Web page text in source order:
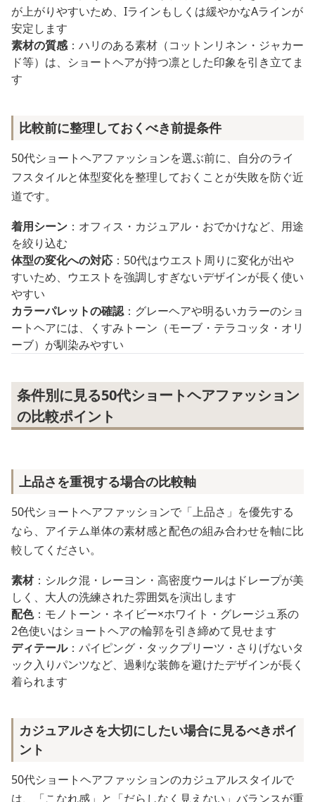
が上がりやすいため、Iラインもしくは緩やかなAラインが
安定します
素材の質感：ハリのある素材（コットンリネン・ジャカー
ド等）は、ショートヘアが持つ凛とした印象を引き立てま
す
比較前に整理しておくべき前提条件
50代ショートヘアファッションを選ぶ前に、自分のライ
フスタイルと体型変化を整理しておくことが失敗を防ぐ近
道です。
着用シーン ：オフィス・カジュアル・おでかけなど、用途
を絞り込む
体型の変化への対応 ：50代はウエスト周りに変化が出や
すいため、ウエストを強調しすぎないデザインが長く使い
やすい
カラーパレットの確認：グレーヘアや明るいカラーのショ
ートヘアには、くすみトーン（モーブ・テラコッタ・オリ
ーブ）が馴染みやすい
条件別に見る50代ショートヘアファッション
の比較ポイント
上品さを重視する場合の比較軸
50代ショートヘアファッションで「上品さ」を優先する
なら、アイテム単体の素材感と配色の組み合わせを軸に比
較してください。
素材：シルク混・レーヨン・高密度ウールはドレープが美
しく、大人の洗練された雰囲気を演出します
配色：モノトーン・ネイビー×ホワイト・グレージュ系の
2色使いはショートヘアの輪郭を引き締めて見せます
ディテール：パイピング・タックプリーツ・さりげないタ
ック入りパンツなど、過剰な装飾を避けたデザインが長く
着られます
カジュアルさを大切にしたい場合に見るべきポイ
ント
50代ショートヘアファッションのカジュアルスタイルで
は、「こなれ感」と「だらしなく見えない」バランスが重